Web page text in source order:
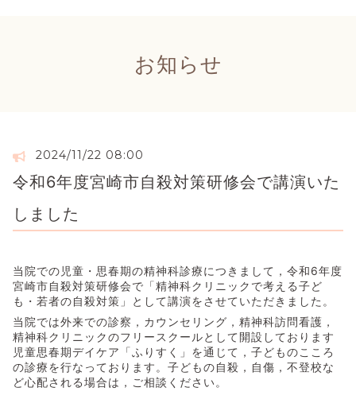
お知らせ
2024/11/22 08:00
令和6年度宮崎市自殺対策研修会で講演いた
しました
当院での児童・思春期の精神科診療につきまして，令和6年度
宮崎市自殺対策研修会で「精神科クリニックで考える子ど
も・若者の自殺対策」として講演をさせていただきました。
当院では外来での診察，カウンセリング，精神科訪問看護，
精神科クリニックのフリースクールとして開設しております
児童思春期デイケア「ふりすく」を通じて，子どものこころ
の診療を行なっております。子どもの自殺，自傷，不登校な
ど心配される場合は，ご相談ください。